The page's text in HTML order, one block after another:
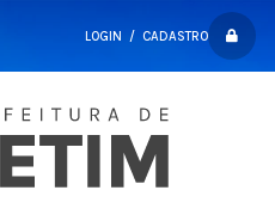
LOGIN / CADASTRO